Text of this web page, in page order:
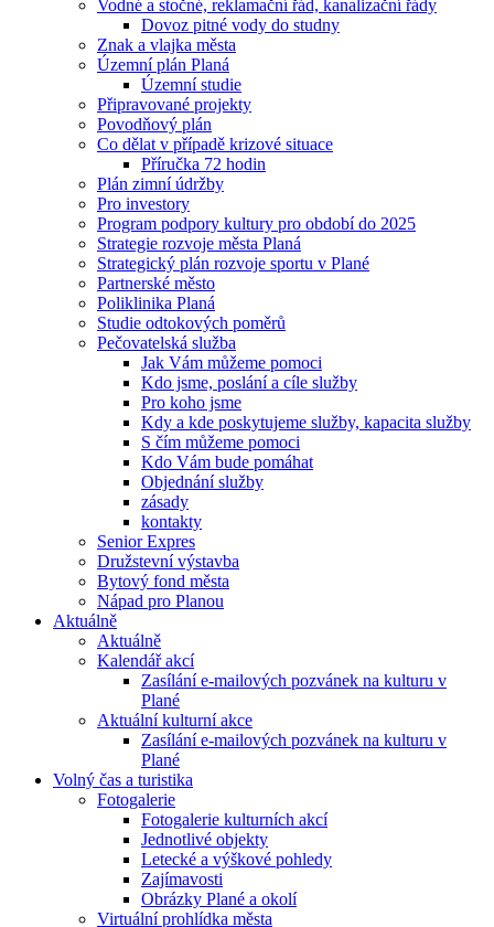
Vodné a stočné, reklamační řád, kanalizační řády
Dovoz pitné vody do studny
Znak a vlajka města
Územní plán Planá
Územní studie
Připravované projekty
Povodňový plán
Co dělat v případě krizové situace
Příručka 72 hodin
Plán zimní údržby
Pro investory
Program podpory kultury pro období do 2025
Strategie rozvoje města Planá
Strategický plán rozvoje sportu v Plané
Partnerské město
Poliklinika Planá
Studie odtokových poměrů
Pečovatelská služba
Jak Vám můžeme pomoci
Kdo jsme, poslání a cíle služby
Pro koho jsme
Kdy a kde poskytujeme služby, kapacita služby
S čím můžeme pomoci
Kdo Vám bude pomáhat
Objednání služby
zásady
kontakty
Senior Expres
Družstevní výstavba
Bytový fond města
Nápad pro Planou
Aktuálně
Aktuálně
Kalendář akcí
Zasílání e-mailových pozvánek na kulturu v
Plané
Aktuální kulturní akce
Zasílání e-mailových pozvánek na kulturu v
Plané
Volný čas a turistika
Fotogalerie
Fotogalerie kulturních akcí
Jednotlivé objekty
Letecké a výškové pohledy
Zajímavosti
Obrázky Plané a okolí
Virtuální prohlídka města